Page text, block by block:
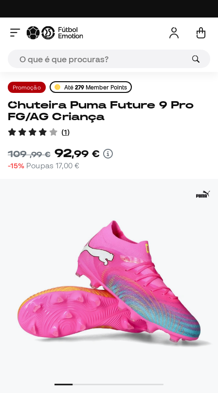
Promoção Até 279 Member Points
Chuteira Puma Future 9 Pro
FG/AG Criança
(1)
109,99 € 92,99 €
-15% Poupas 17,00 €